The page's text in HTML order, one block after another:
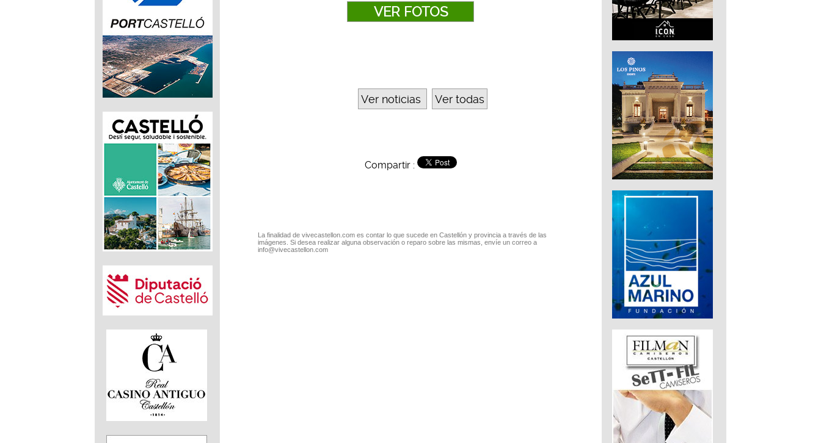
VER FOTOS
Ver noticias Ver todas
Compartir :
La finalidad de vivecastellon.com es contar lo que sucede en Castellón y provincia a través de las
imágenes. Si desea realizar alguna observación o reparo sobre las mismas, envíe un correo a
info@vivecastellon.com